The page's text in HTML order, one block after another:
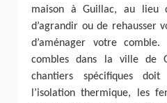
maison à Guillac, au lieu
d’agrandir ou de rehausser
d’aménager votre
combles dans la ville de
chantiers spécifiques
l’isolation thermique, les